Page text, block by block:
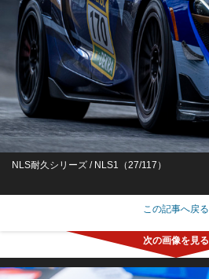
NLS耐久シリーズ / NLS1（27/117）
この記事へ戻る